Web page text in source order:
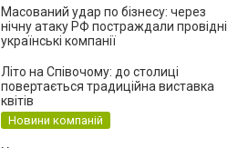
Масований удар по бізнесу: через
нічну атаку РФ постраждали провідні
українські компанії
Літо на Співочому: до столиці
повертається традиційна виставка
квітів
Новини компаній